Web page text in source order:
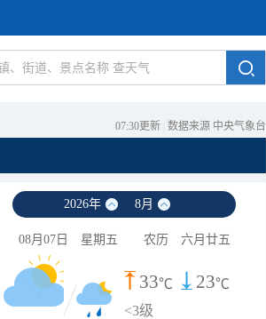
07:30更新 数据来源 中央气象台
2026年 8月
08月07日 星期五 农历 六月廿五
33℃ 23℃
<3级